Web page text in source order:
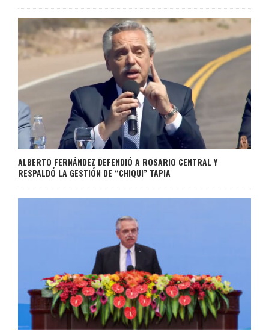
ALBERTO FERNÁNDEZ DEFENDIÓ A ROSARIO CENTRAL Y
RESPALDÓ LA GESTIÓN DE “CHIQUI” TAPIA